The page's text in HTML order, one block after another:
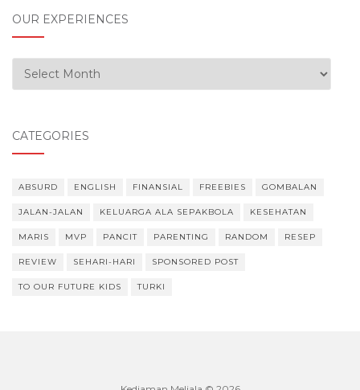
OUR EXPERIENCES
Our Experiences
CATEGORIES
ABSURD ENGLISH FINANSIAL FREEBIES GOMBALAN
JALAN-JALAN KELUARGA ALA SEPAKBOLA KESEHATAN
MARIS MVP PANCIT PARENTING RANDOM RESEP
REVIEW SEHARI-HARI SPONSORED POST
TO OUR FUTURE KIDS TURKI